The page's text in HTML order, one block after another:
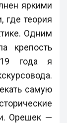
яркими
где теория
Одним
крепость
года я
самую
Орешек —